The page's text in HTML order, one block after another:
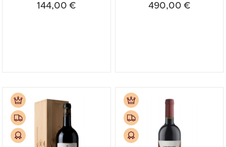
144,00 € 490,00 €